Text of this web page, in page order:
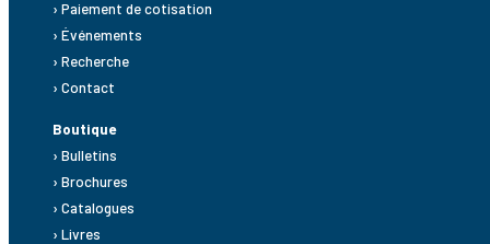
› Paiement de cotisation
› Événements
› Recherche
› Contact
Boutique
› Bulletins
› Brochures
› Catalogues
› Livres